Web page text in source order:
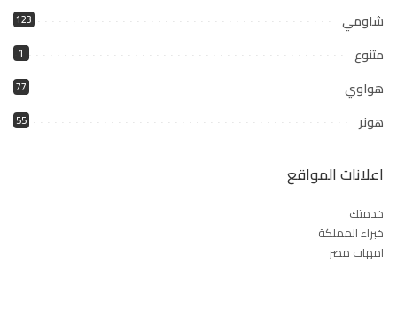
شاومي 123
متنوع 1
هواوي 77
هونر 55
اعلانات المواقع
خدمتك
خبراء المملكة
امهات مصر